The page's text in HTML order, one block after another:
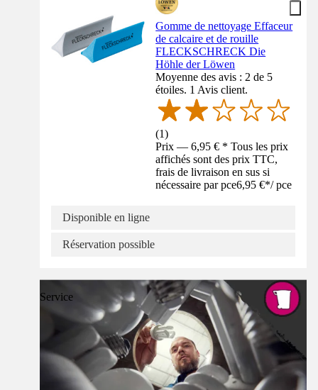
Gomme de nettoyage Effaceur
de calcaire et de rouille
FLECKSCHRECK Die
Höhle der Löwen
Moyenne des avis : 2 de 5
étoiles. 1 Avis client.
(1)
Prix — 6,95 € * Tous les prix
affichés sont des prix TTC,
frais de livraison en sus si
nécessaire par pce6,95 €*/ pce
Disponible en ligne
Réservation possible
Service